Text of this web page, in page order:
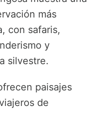
más
con safaris,
y
silvestre.
paisajes
de